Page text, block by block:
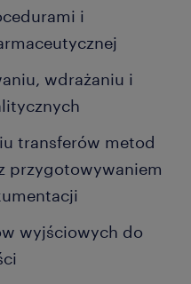
i
wdrażaniu i
transferów metod
przygotowywaniem
wyjściowych do